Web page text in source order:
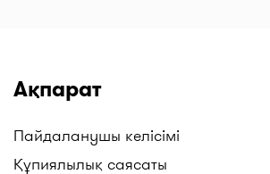
Ақпарат
Пайдаланушы келісімі
Құпиялылық саясаты